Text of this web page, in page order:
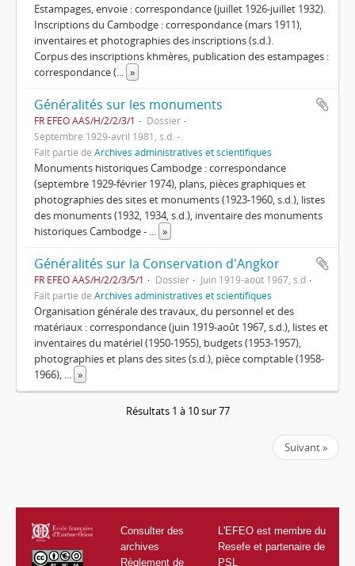
Estampages, envoie : correspondance (juillet 1926-juillet 1932).
Inscriptions du Cambodge : correspondance (mars 1911),
inventaires et photographies des inscriptions (s.d.).
Corpus des inscriptions khmères, publication des estampages :
correspondance (... »
Généralités sur les monuments
FR EFEO AAS/H/2/2/3/1
Dossier
Septembre 1929-avril 1981, s.d.
Fait partie de Archives administratives et scientifiques
Monuments historiques Cambodge : correspondance
(septembre 1929-février 1974), plans, pièces graphiques et
photographies des sites et monuments (1923-1960, s.d.), listes
des monuments (1932, 1934, s.d.), inventaire des monuments
historiques Cambodge - ... »
Généralités sur la Conservation d'Angkor
FR EFEO AAS/H/2/2/3/5/1 Dossier
Juin 1919-août 1967, s.d
Fait partie de Archives administratives et scientifiques
Organisation générale des travaux, du personnel et des
matériaux : correspondance (juin 1919-août 1967, s.d.), listes et
inventaires du matériel (1950-1955), budgets (1953-1957),
photographies et plans des sites (s.d.), pièce comptable (1958-
1966), ... »
Résultats 1 à 10 sur 77
Suivant »
Consulter des
archives
Règlement de
L'EFEO est membre du
Resefe et partenaire de
PSL